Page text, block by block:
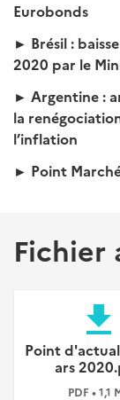
Eurobonds
► Brésil :
2020 par le
► Argentine :
la
l’inflation
► Point
Fichier
file_download
Point
ars
PDF • 1,1